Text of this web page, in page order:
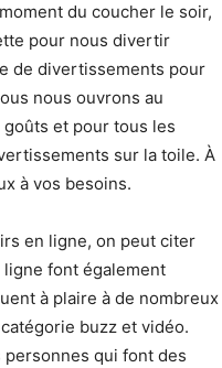
du coucher le soir,
pour nous divertir
de divertissements pour
nous ouvrons au
et pour tous les
sur la toile. À
à vos besoins.
en ligne, on peut citer
ligne font également
à plaire à de nombreux
buzz et vidéo.
qui font des